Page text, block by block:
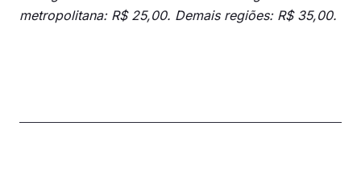
metropolitana: R$ 25,00. Demais regiões: R$ 35,00.